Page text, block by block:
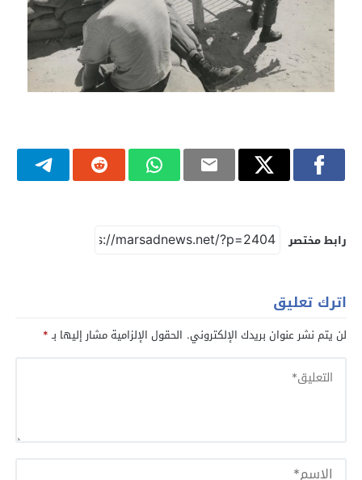
رابط مختصر
اترك تعليق
لن يتم نشر عنوان بريدك الإلكتروني. الحقول الإلزامية مشار إليها بـ*